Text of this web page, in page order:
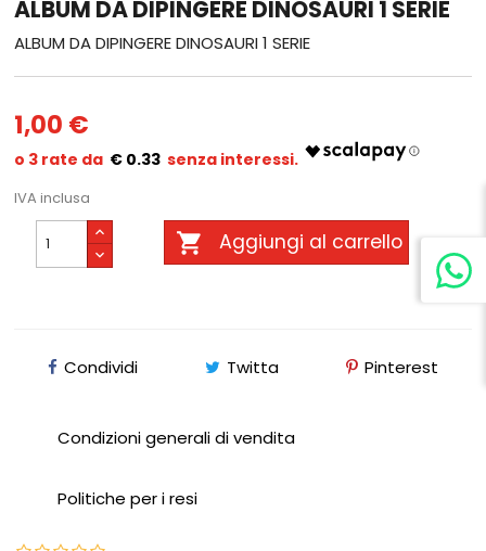
ALBUM DA DIPINGERE DINOSAURI 1 SERIE
ALBUM DA DIPINGERE DINOSAURI 1 SERIE
1,00 €
€ 0.33
IVA inclusa
 Aggiungi al carrello
Condividi Twitta Pinterest
Condizioni generali di vendita
Politiche per i resi